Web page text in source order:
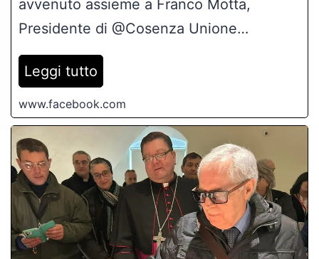
avvenuto assieme a Franco Motta,
Presidente di @Cosenza Unione…
Leggi tutto
www.facebook.com